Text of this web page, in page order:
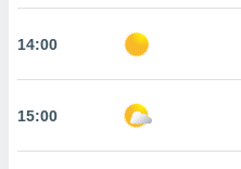
ou
a nossa
14:00
15:00